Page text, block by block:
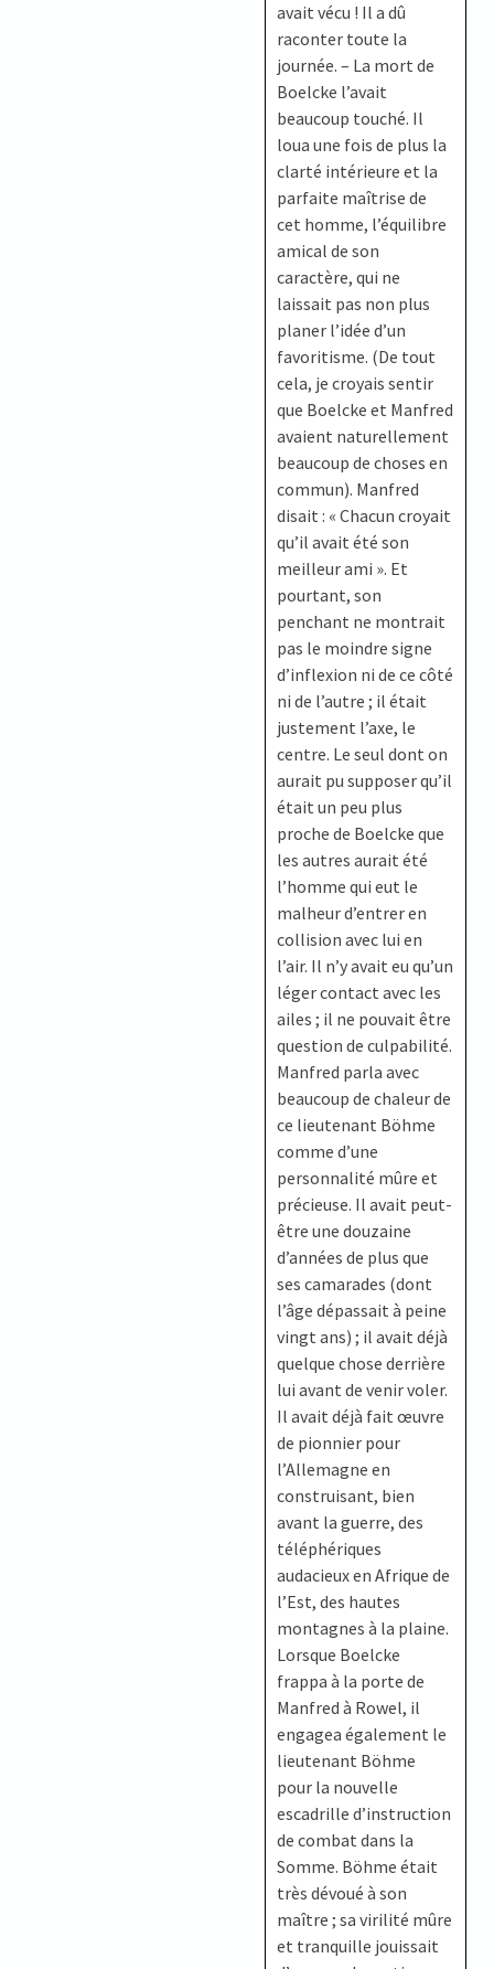
avait vécu ! Il a dû
raconter toute la
journée. – La mort de
Boelcke l’avait
beaucoup touché. Il
loua une fois de plus la
clarté intérieure et la
parfaite maîtrise de
cet homme, l’équilibre
amical de son
caractère, qui ne
laissait pas non plus
planer l’idée d’un
favoritisme. (De tout
cela, je croyais sentir
que Boelcke et Manfred
avaient naturellement
beaucoup de choses en
commun). Manfred
disait : « Chacun croyait
qu’il avait été son
meilleur ami ». Et
pourtant, son
penchant ne montrait
pas le moindre signe
d’inflexion ni de ce côté
ni de l’autre ; il était
justement l’axe, le
centre. Le seul dont on
aurait pu supposer qu’il
était un peu plus
proche de Boelcke que
les autres aurait été
l’homme qui eut le
malheur d’entrer en
collision avec lui en
l’air. Il n’y avait eu qu’un
léger contact avec les
ailes ; il ne pouvait être
question de culpabilité.
Manfred parla avec
beaucoup de chaleur de
ce lieutenant Böhme
comme d’une
personnalité mûre et
précieuse. Il avait peut-
être une douzaine
d’années de plus que
ses camarades (dont
l’âge dépassait à peine
vingt ans) ; il avait déjà
quelque chose derrière
lui avant de venir voler.
Il avait déjà fait œuvre
de pionnier pour
l’Allemagne en
construisant, bien
avant la guerre, des
téléphériques
audacieux en Afrique de
l’Est, des hautes
montagnes à la plaine.
Lorsque Boelcke
frappa à la porte de
Manfred à Rowel, il
engagea également le
lieutenant Böhme
pour la nouvelle
escadrille d’instruction
de combat dans la
Somme. Böhme était
très dévoué à son
maître ; sa virilité mûre
et tranquille jouissait